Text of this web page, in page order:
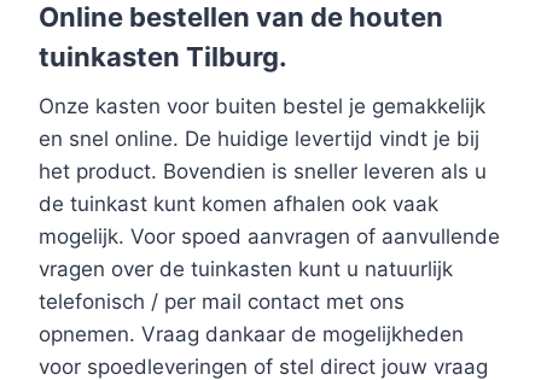
Online bestellen van de houten
tuinkasten Tilburg.
Onze kasten voor buiten bestel je gemakkelijk
en snel online. De huidige levertijd vindt je bij
het product. Bovendien is sneller leveren als u
de tuinkast kunt komen afhalen ook vaak
mogelijk. Voor spoed aanvragen of aanvullende
vragen over de tuinkasten kunt u natuurlijk
telefonisch / per mail contact met ons
opnemen. Vraag dankaar de mogelijkheden
voor spoedleveringen of stel direct jouw vraag